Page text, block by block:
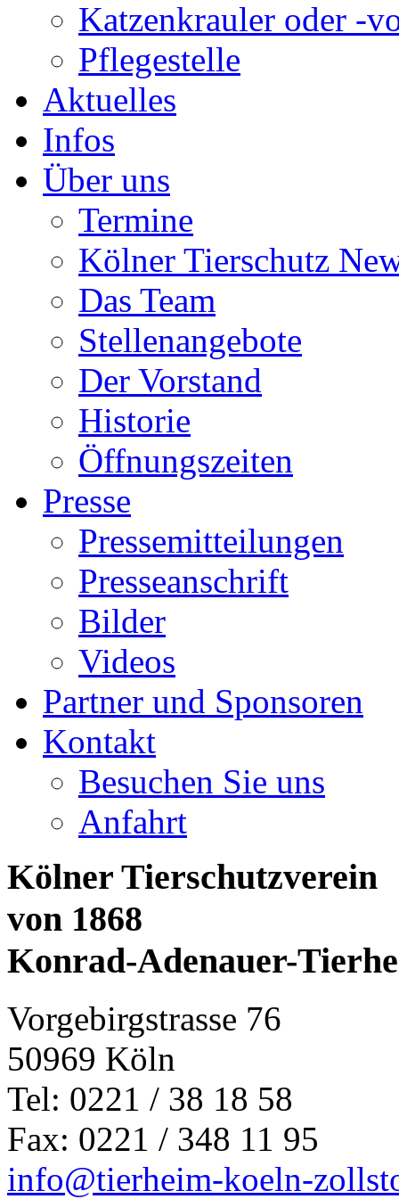
Katzenkrauler oder -
Pflegestelle
Aktuelles
Infos
Über uns
Termine
Kölner Tierschutz
Das Team
Stellenangebote
Der Vorstand
Historie
Öffnungszeiten
Presse
Pressemitteilungen
Presseanschrift
Bilder
Videos
Partner und Sponsoren
Kontakt
Besuchen Sie uns
Anfahrt
Kölner Tierschutzverein
von 1868
Konrad-Adenauer-
Vorgebirgstrasse 76
50969 Köln
Tel: 0221 / 38 18 58
Fax: 0221 / 348 11 95
info@tierheim-koeln-